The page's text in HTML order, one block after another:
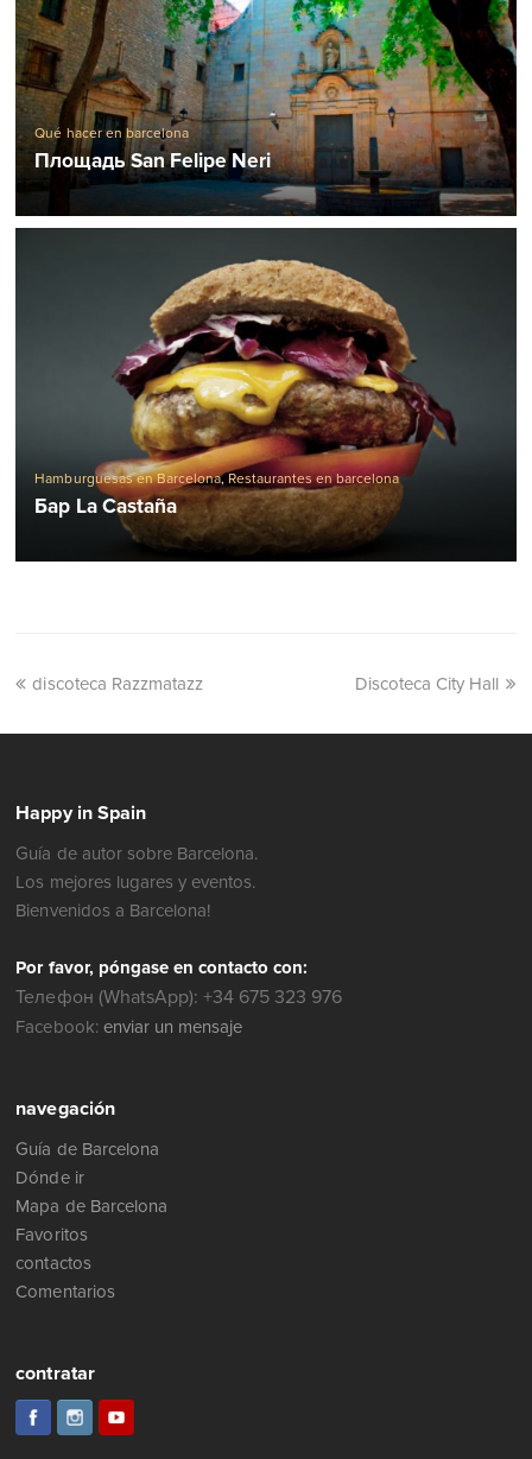
Qué hacer en barcelona
Площадь San Felipe Neri
Hamburguesas en Barcelona,Restaurantes en barcelona
Бар La Castaña
discoteca Razzmatazz Discoteca City Hall
Happy in Spain
Guía de autor sobre Barcelona.
Los mejores lugares y eventos.
Bienvenidos a Barcelona!
Por favor, póngase en contacto con:
Телефон (WhatsApp): +34 675 323 976
Facebook: enviar un mensaje
navegación
Guía de Barcelona
Dónde ir
Mapa de Barcelona
Favoritos
contactos
Comentarios
contratar